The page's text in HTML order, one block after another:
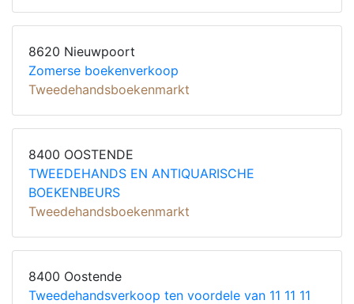
8620 Nieuwpoort
Zomerse boekenverkoop
Tweedehandsboekenmarkt
8400 OOSTENDE
TWEEDEHANDS EN ANTIQUARISCHE
BOEKENBEURS
Tweedehandsboekenmarkt
8400 Oostende
Tweedehandsverkoop ten voordele van 11 11 11